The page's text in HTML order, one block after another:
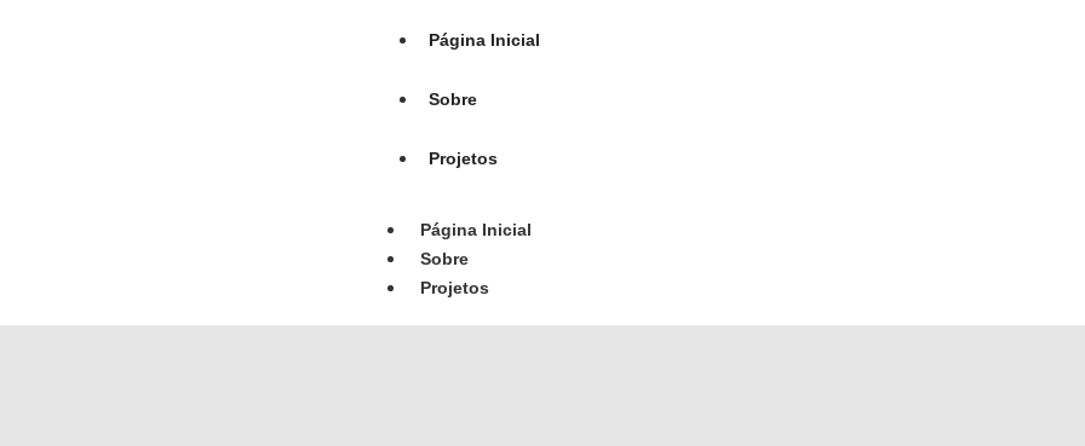
Página Inicial
Sobre
Projetos
Página Inicial
Sobre
Projetos